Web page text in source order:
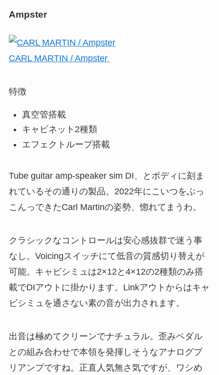
Ampster
CARL MARTIN / Ampster
特徴
真空管搭載
キャビネット2種類
エフェクトループ搭載
Tube guitar amp-speaker sim DI、とボディに刻ま
れているその通りの製品。2022年にこいつをぶっ
こんっできたCarl Martinの姿勢、惚れてまうわ。
クラシックなコントロールは安心感抜群で迷う事
なし。Voicingスイッチにて低音の質感切り替えが
可能。キャビシミュは2×12と4×12の2種類のみ搭
載でDIアウトに掛かります。Linkアウトからはキャ
ビシミュを通さない素の音が出力されます。
出音は極めてクリーンでナチュラル。歪みペダル
との組み合わせで本領を発揮しそうなアナログプ
リアンプですね。正直人気無さ気ですが、ワシめ